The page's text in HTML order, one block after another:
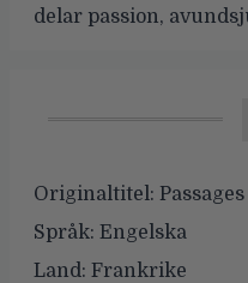
delar passion,
Originaltitel: Passages
Språk: Engelska
Land: Frankrike